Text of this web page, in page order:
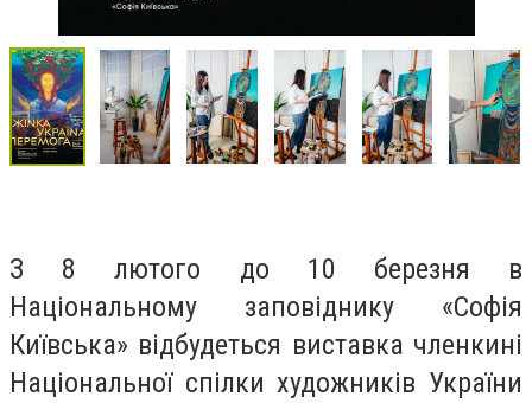
З 8 лютого до 10 березня в
Національному заповіднику «Софія
Київська» відбудеться виставка членкині
Національної спілки художників України